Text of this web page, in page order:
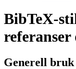
BibTeX-
referanser
Generell bruk